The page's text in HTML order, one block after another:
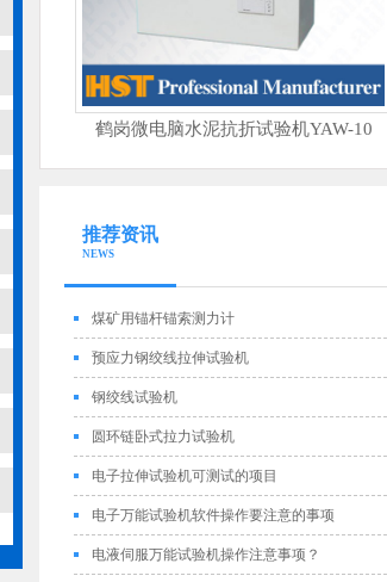
鹤岗微电脑水泥抗折试验机YAW-10
推荐资讯
NEWS
煤矿用锚杆锚索测力计
预应力钢绞线拉伸试验机
钢绞线试验机
圆环链卧式拉力试验机
电子拉伸试验机可测试的项目
电子万能试验机软件操作要注意的事项
电液伺服万能试验机操作注意事项？